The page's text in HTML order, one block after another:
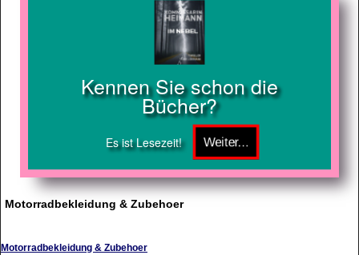
Kennen Sie schon die
Bücher?
Es ist Lesezeit!
Motorradbekleidung & Zubehoer
Motorradbekleidung & Zubehoer